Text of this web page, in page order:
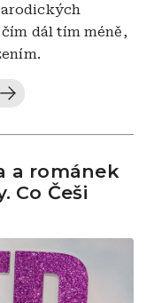
dál tím méně,
a románek
Co Češi